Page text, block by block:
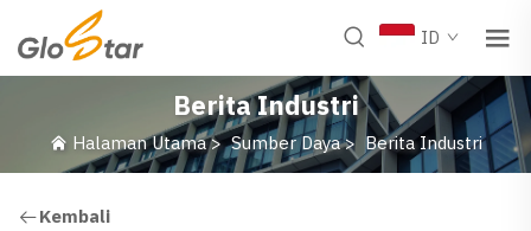
ID
Berita Industri
Halaman Utama>Sumber Daya> Berita Industri
Kembali